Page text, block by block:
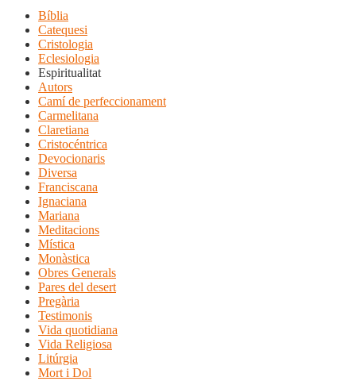
Bíblia
Catequesi
Cristologia
Eclesiologia
Espiritualitat
Autors
Camí de perfeccionament
Carmelitana
Claretiana
Cristocéntrica
Devocionaris
Diversa
Franciscana
Ignaciana
Mariana
Meditacions
Mística
Monàstica
Obres Generals
Pares del desert
Pregària
Testimonis
Vida quotidiana
Vida Religiosa
Litúrgia
Mort i Dol